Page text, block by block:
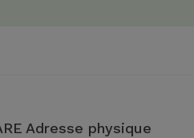
Adresse physique